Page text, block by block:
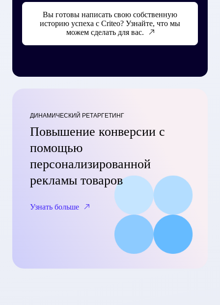
Вы готовы написать свою собственную
историю успеха с Criteo? Узнайте, что мы
можем сделать для вас.
ДИНАМИЧЕСКИЙ РЕТАРГЕТИНГ
Повышение конверсии с
помощью
персонализированной
рекламы товаров
Узнать больше